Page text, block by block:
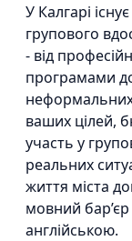
У Калгарі
групового
- від
програмами
неформальних
ваших цілей,
участь у
реальних
життя міста
мовний бар’єр
англійською.